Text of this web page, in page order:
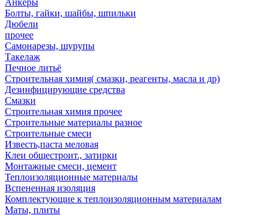
Анкеры
Болты, гайки, шайбы, шпильки
Дюбели
прочее
Самонарезы, шурупы
Такелаж
Печное литьё
Строительная химия( смазки, реагенты, масла и др)
Дезинфицирующие средства
Смазки
Строительная химия прочее
Строительные материалы разное
Строительные смеси
Известь,паста меловая
Клеи общестроит., затирки
Монтажные смеси, цемент
Теплоизоляционные материалы
Вспененная изоляция
Комплектующие к теплоизоляционным материалам
Маты, плиты